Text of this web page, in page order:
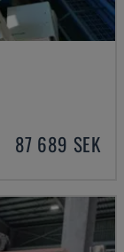
87 689 SEK